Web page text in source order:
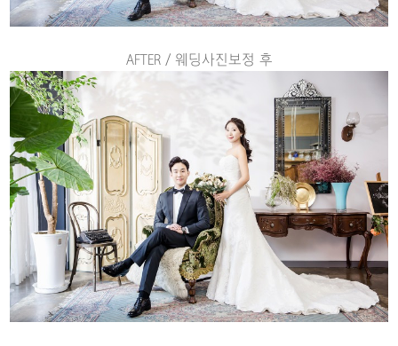
AFTER / 웨딩사진보정 후